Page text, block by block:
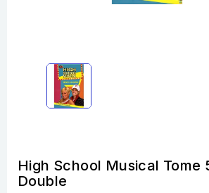
High School Musical Tome
Double